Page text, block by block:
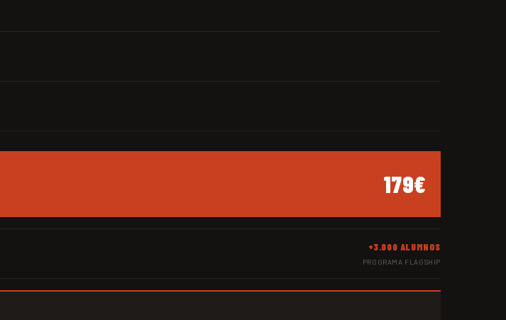
179€
+3.000 ALUMNOS
PROGRAMA FLAGSHIP